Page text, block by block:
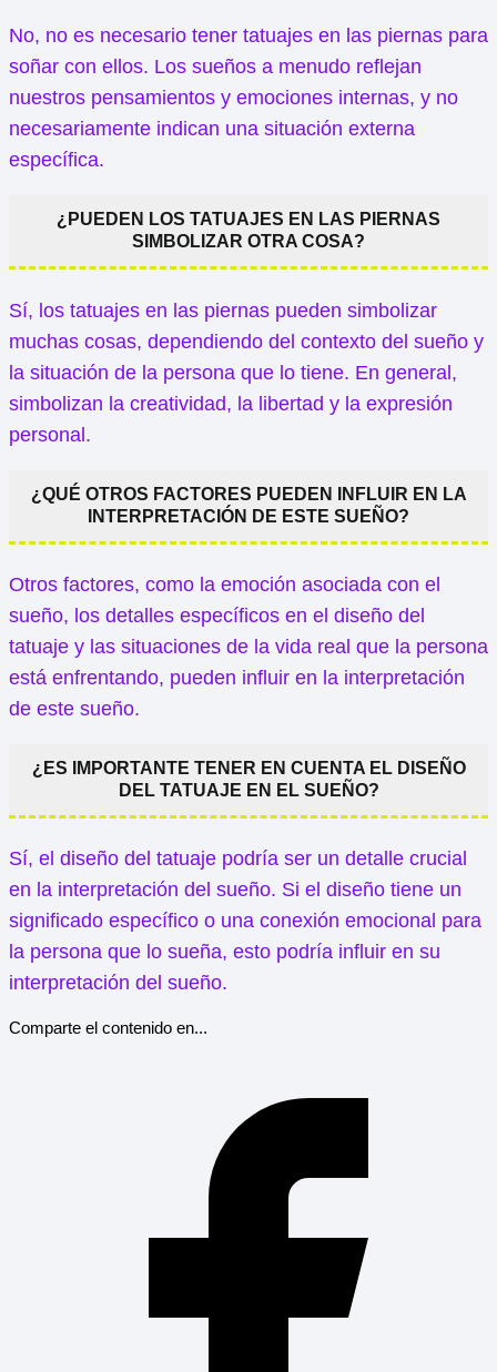
No, no es necesario tener tatuajes en las piernas para
soñar con ellos. Los sueños a menudo reflejan
nuestros pensamientos y emociones internas, y no
necesariamente indican una situación externa
específica.
¿PUEDEN LOS TATUAJES EN LAS PIERNAS
SIMBOLIZAR OTRA COSA?
Sí, los tatuajes en las piernas pueden simbolizar
muchas cosas, dependiendo del contexto del sueño y
la situación de la persona que lo tiene. En general,
simbolizan la creatividad, la libertad y la expresión
personal.
¿QUÉ OTROS FACTORES PUEDEN INFLUIR EN LA
INTERPRETACIÓN DE ESTE SUEÑO?
Otros factores, como la emoción asociada con el
sueño, los detalles específicos en el diseño del
tatuaje y las situaciones de la vida real que la persona
está enfrentando, pueden influir en la interpretación
de este sueño.
¿ES IMPORTANTE TENER EN CUENTA EL DISEÑO
DEL TATUAJE EN EL SUEÑO?
Sí, el diseño del tatuaje podría ser un detalle crucial
en la interpretación del sueño. Si el diseño tiene un
significado específico o una conexión emocional para
la persona que lo sueña, esto podría influir en su
interpretación del sueño.
Comparte el contenido en...